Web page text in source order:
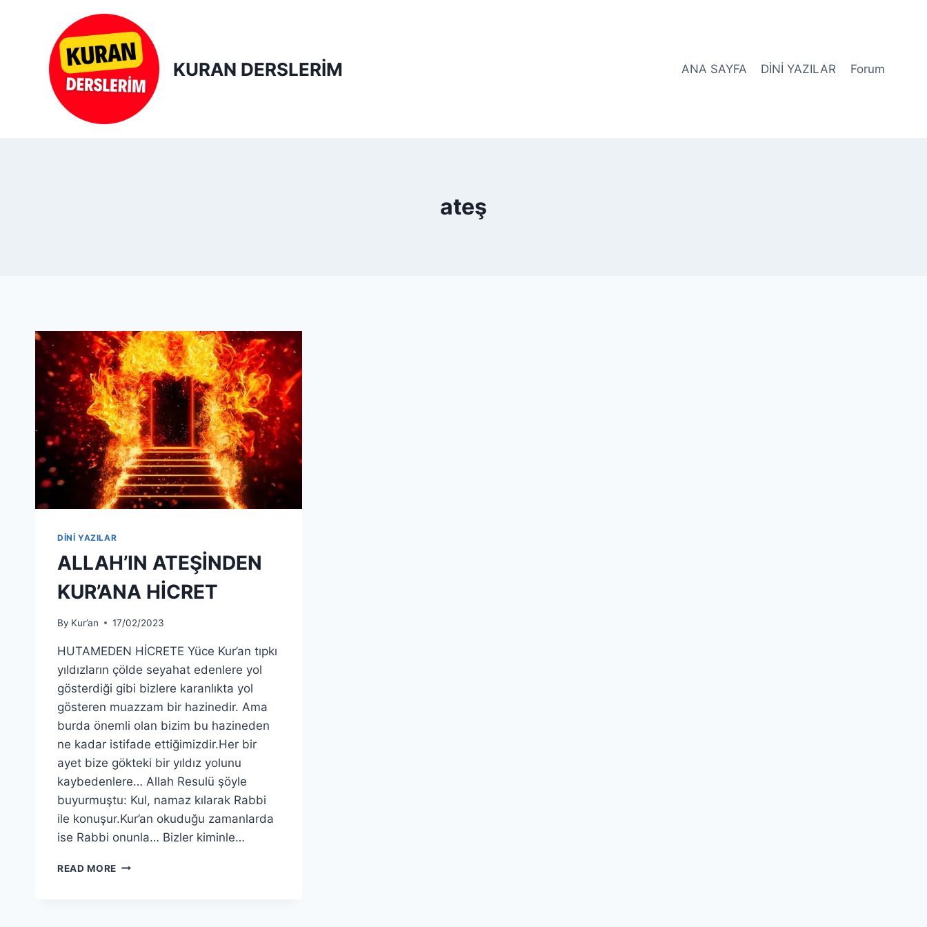
KURAN DERSLERİM ANA SAYFA DİNİ YAZILAR Forum
ateş
DİNİ YAZILAR
ALLAH’IN ATEŞİNDEN
KUR’ANA HİCRET
By Kur’an 17/02/2023
HUTAMEDEN HİCRETE Yüce Kur’an tıpkı
yıldızların çölde seyahat edenlere yol
gösterdiği gibi bizlere karanlıkta yol
gösteren muazzam bir hazinedir. Ama
burda önemli olan bizim bu hazineden
ne kadar istifade ettiğimizdir.Her bir
ayet bize gökteki bir yıldız yolunu
kaybedenlere… Allah Resulü şöyle
buyurmuştu: Kul, namaz kılarak Rabbi
ile konuşur.Kur’an okuduğu zamanlarda
ise Rabbi onunla… Bizler kiminle…
READ MORE ALLAH’IN